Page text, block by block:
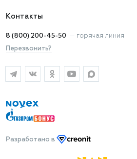
Контакты
8 (800) 200-45-50 — горячая линия
Перезвонить?
Разработано в